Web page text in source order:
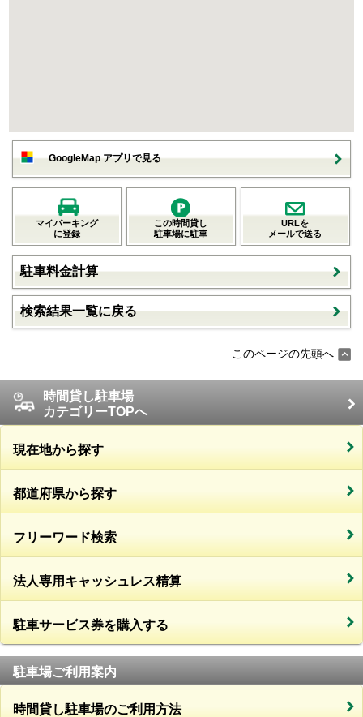
GoogleMap アプリで見る
マイパーキング
に登録
この時間貸し
駐車場に駐車
URLを
メールで送る
駐車料金計算
検索結果一覧に戻る
このページの先頭へ
時間貸し駐車場
カテゴリーTOPへ
現在地から探す
都道府県から探す
フリーワード検索
法人専用キャッシュレス精算
駐車サービス券を購入する
駐車場ご利用案内
時間貸し駐車場のご利用方法